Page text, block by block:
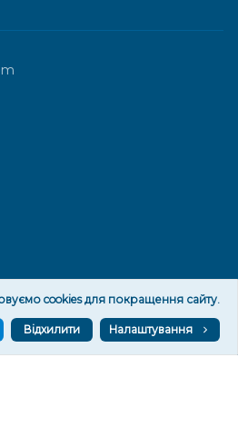
організація «Фонд
неприбутковості - 0036 згідно з
від 06.12.2016 року. Код ЄДРПОУ:
cookies для покращення сайту.
Відхилити Налаштування